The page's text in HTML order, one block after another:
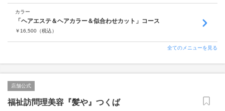
カラー
「ヘアエステ＆ヘアカラー＆似合わせカット」コース
￥ 16,500 （税込）
全てのメニューを見る
店舗公式
福祉訪問理美容『髪や』つくば